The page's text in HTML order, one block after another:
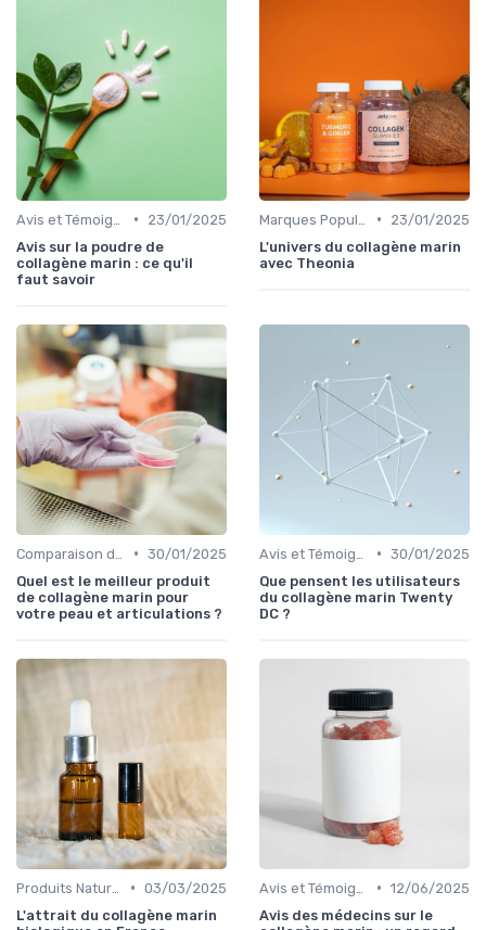
•
23/01/2025
Avis sur la poudre de
collagène marin : ce qu'il
faut savoir
•
23/01/2025
L'univers du collagène marin
avec Theonia
• 30/01/2025
Quel est le meilleur produit
de collagène marin pour
votre peau et articulations ?
• 30/01/2025
Que pensent les utilisateurs
du collagène marin Twenty
DC ?
• 03/03/2025
L'attrait du collagène marin
• 12/06/2025
Avis des médecins sur le